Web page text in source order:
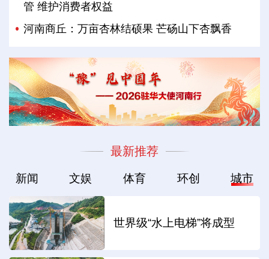
管 维护消费者权益
河南商丘：万亩杏林结硕果 芒砀山下杏飘香
最新推荐
新闻 文娱 体育 环创 城市
世界级“水上电梯”将成型